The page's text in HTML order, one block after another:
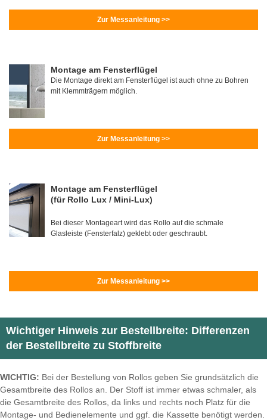
Zur Messanleitung >>
Montage am Fensterflügel
Die Montage direkt am Fensterflügel ist auch ohne zu Bohren
mit Klemmträgern möglich.
Zur Messanleitung >>
Montage am Fensterflügel
(für Rollo Lux / Mini-Lux)
Bei dieser Montageart wird das Rollo auf die schmale
Glasleiste (Fensterfalz) geklebt oder geschraubt.
Zur Messanleitung >>
Wichtiger Hinweis zur Bestellbreite: Differenzen
der Bestellbreite zu Stoffbreite
WICHTIG: Bei der Bestellung von Rollos geben Sie grundsätzlich die
Gesamtbreite des Rollos an. Der Stoff ist immer etwas schmaler, als
die Gesamtbreite des Rollos, da links und rechts noch Platz für die
Montage- und Bedienelemente und ggf. die Kassette benötigt werden.